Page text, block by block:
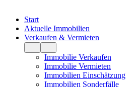
Start
Aktuelle Immobilien
Verkaufen & Vermieten
Immobilie Verkaufen
Immobilie Vermieten
Immobilien Einschätzung
Immobilien Sonderfälle